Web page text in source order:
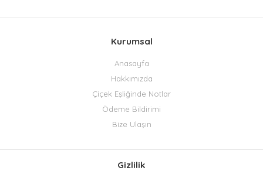
Kurumsal
Anasayfa
Hakkımızda
Çiçek Eşliğinde Notlar
Ödeme Bildirimi
Bize Ulaşın
Gizlilik